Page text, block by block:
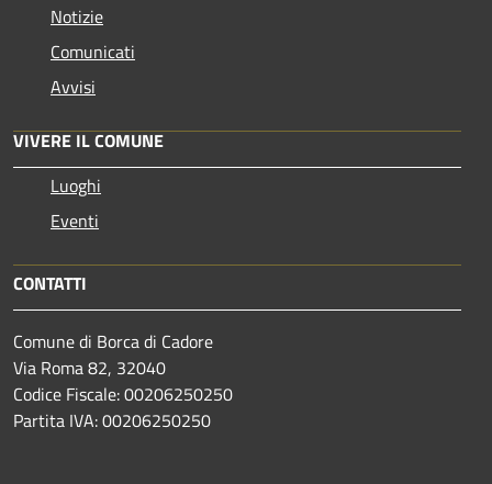
Notizie
Comunicati
Avvisi
VIVERE IL COMUNE
Luoghi
Eventi
CONTATTI
Comune di Borca di Cadore
Via Roma 82, 32040
Codice Fiscale: 00206250250
Partita IVA: 00206250250